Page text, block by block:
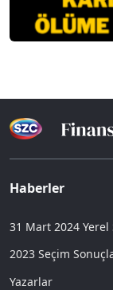
Haberler
31 Mart 2024 Yerel
2023 Seçim
Yazarlar